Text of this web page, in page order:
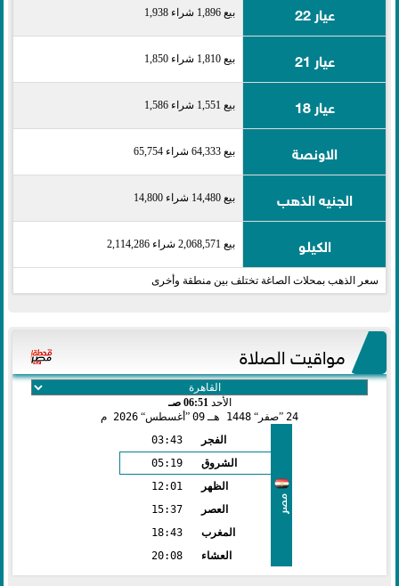
عيار 22 بيع 1,896 شراء 1,938
عيار 21 بيع 1,810 شراء 1,850
عيار 18 بيع 1,551 شراء 1,586
الاونصة بيع 64,333 شراء 65,754
الجنيه الذهب بيع 14,480 شراء 14,800
الكيلو بيع 2,068,571 شراء 2,114,286
سعر الذهب بمحلات الصاغة تختلف بين منطقة وأخرى
مواقيت الصلاة
الأحد06:51 صـ
24 صفر 1448 هـ 09 أغسطس 2026 م
مصر
الفجر
03:43
الشروق
05:19
الظهر
12:01
العصر
15:37
المغرب
18:43
العشاء
20:08